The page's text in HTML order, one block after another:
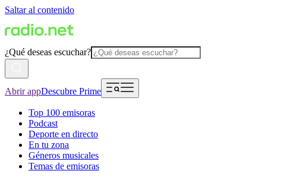
Saltar al contenido
¿Qué deseas escuchar?
Abrir appDescubre Prime
Top 100 emisoras
Podcast
Deporte en directo
En tu zona
Géneros musicales
Temas de emisoras